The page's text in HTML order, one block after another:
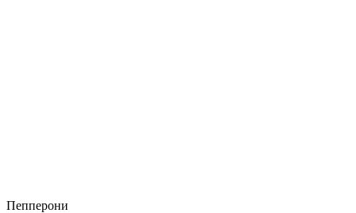
Пепперони